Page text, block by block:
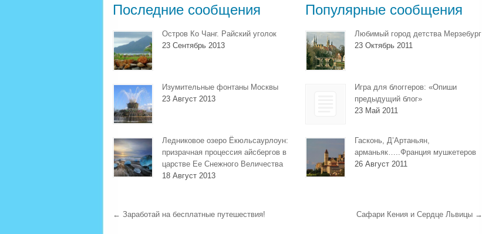
Последние сообщения
Остров Ко Чанг. Райский уголок
23 Сентябрь 2013
Изумительные фонтаны Москвы
23 Август 2013
Ледниковое озеро Ёкюльсаурлоун:
призрачная процессия айсбергов в
царстве Ее Снежного Величества
18 Август 2013
Популярные сообщения
Любимый город детства Мерзебург
23 Октябрь 2011
Игра для блоггеров: «Опиши
предыдущий блог»
23 Май 2011
Гасконь, Д’Артаньян,
арманьяк…..Франция мушкетеров
26 Август 2011
← Заработай на бесплатные путешествия! Сафари Кения и Сердце Львицы →